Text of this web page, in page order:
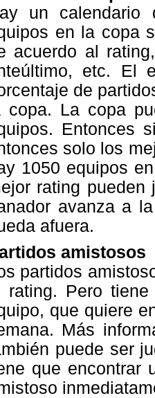
un
en la copa
acuerdo al
etc. El
de
copa. La copa
Entonces
solo los
1050 equipos
rating
avanza a
afuera.
amistosos
partidos
rating. Pero tiene
que quiere
Más
puede ser
que encontrar